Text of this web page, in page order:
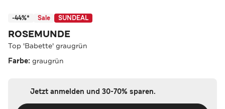
-44%* Sale SUNDEAL
ROSEMUNDE
Top 'Babette' graugrün
Farbe: graugrün
Jetzt anmelden und 30-70% sparen.